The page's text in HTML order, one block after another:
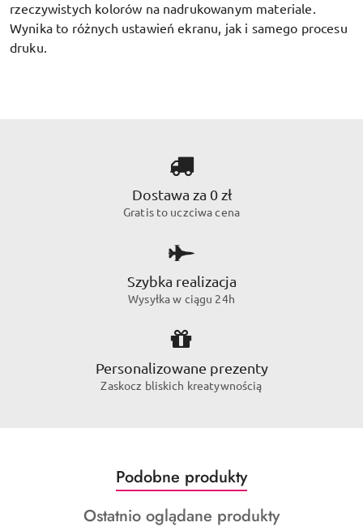
rzeczywistych kolorów na nadrukowanym materiale.
Wynika to różnych ustawień ekranu, jak i samego procesu
druku.
Dostawa za 0 zł
Gratis to uczciwa cena
Szybka realizacja
Wysyłka w ciągu 24h
Personalizowane prezenty
Zaskocz bliskich kreatywnością
Pomiń karuzelę produktów
Produkty
o
statusie:
Podobne produkty
Produkty
Ostatnio oglądane produkty